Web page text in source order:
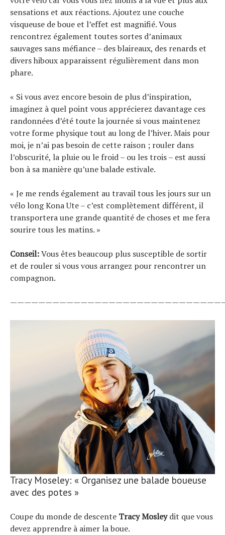
sensations et aux réactions. Ajoutez une couche
visqueuse de boue et l’effet est magnifié. Vous
rencontrez également toutes sortes d’animaux
sauvages sans méfiance – des blaireaux, des renards et
divers hiboux apparaissent régulièrement dans mon
phare.
« Si vous avez encore besoin de plus d’inspiration,
imaginez à quel point vous apprécierez davantage ces
randonnées d’été toute la journée si vous maintenez
votre forme physique tout au long de l’hiver. Mais pour
moi, je n’ai pas besoin de cette raison ; rouler dans
l’obscurité, la pluie ou le froid – ou les trois – est aussi
bon à sa manière qu’une balade estivale.
« Je me rends également au travail tous les jours sur un
vélo long Kona Ute – c’est complètement différent, il
transportera une grande quantité de choses et me fera
sourire tous les matins. »
Conseil:Vous êtes beaucoup plus susceptible de sortir
et de rouler si vous vous arrangez pour rencontrer un
compagnon.
Tracy Moseley: « Organisez une balade boueuse
avec des potes »
Coupe du monde de descente Tracy Mosleydit que vous
devez apprendre à aimer la boue.